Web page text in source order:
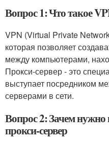
Вопрос 1: Что такое
VPN (Virtual Private
которая позволяет
между компьютерами,
Прокси-сервер - это
выступает посредником
серверами в сети.
Вопрос 2: Зачем нужно
прокси-сервер